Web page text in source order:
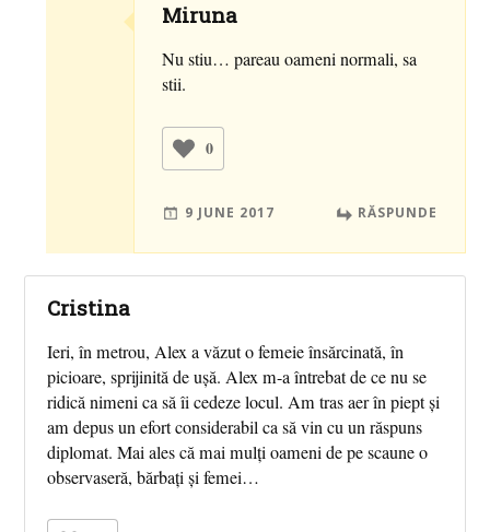
Miruna
Nu stiu… pareau oameni normali, sa
stii.
0
9 JUNE 2017 RĂSPUNDE
Cristina
Ieri, în metrou, Alex a văzut o femeie însărcinată, în
picioare, sprijinită de uşă. Alex m-a întrebat de ce nu se
ridică nimeni ca să îi cedeze locul. Am tras aer în piept şi
am depus un efort considerabil ca să vin cu un răspuns
diplomat. Mai ales că mai mulți oameni de pe scaune o
observaseră, bărbați şi femei…